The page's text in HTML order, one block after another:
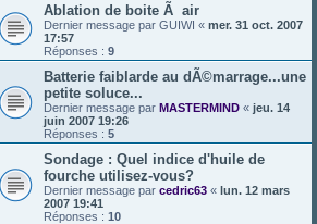
Ablation de boite Ã air
Dernier message par GUIWI « mer. 31 oct. 2007
17:57
Réponses : 9
Batterie faiblarde au dÃ©marrage...une
petite soluce...
Dernier message par MASTERMIND « jeu. 14
juin 2007 19:26
Réponses : 5
Sondage : Quel indice d'huile de
fourche utilisez-vous?
Dernier message par cedric63 « lun. 12 mars
2007 19:41
Réponses : 10